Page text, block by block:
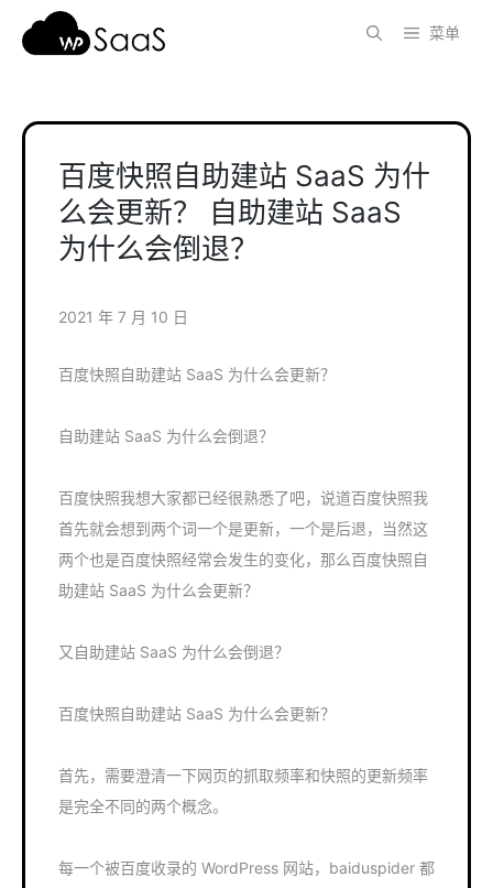
菜单
百度快照自助建站 SaaS 为什
么会更新？ 自助建站 SaaS
为什么会倒退？
2021 年 7 月 10 日
百度快照自助建站 SaaS 为什么会更新？
自助建站 SaaS 为什么会倒退？
百度快照我想大家都已经很熟悉了吧，说道百度快照我
首先就会想到两个词一个是更新，一个是后退，当然这
两个也是百度快照经常会发生的变化，那么百度快照自
助建站 SaaS 为什么会更新？
又自助建站 SaaS 为什么会倒退？
百度快照自助建站 SaaS 为什么会更新？
首先，需要澄清一下网页的抓取频率和快照的更新频率
是完全不同的两个概念。
每一个被百度收录的 WordPress 网站，baiduspider 都